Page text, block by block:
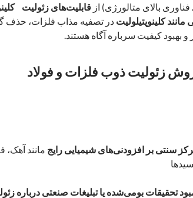
فناوری بالای متالورژی) از
کلینوپتیلولیت در تصفیه مذاب فلزات، حذف
بهبود کیفیت سرباره آگاه هستند.
سنتی بر افزودنی‌های شیمیایی رایج مانند آهک،
تحقیقات بومی‌شده یا تبلیغات صنعتی درباره